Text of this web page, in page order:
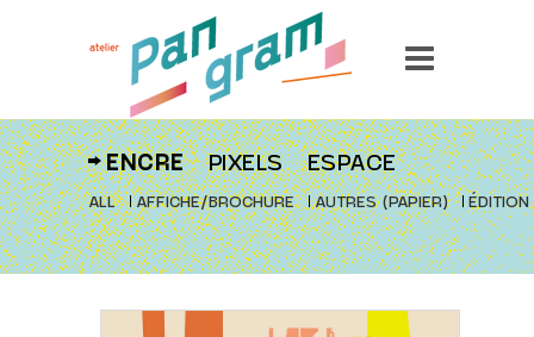
ENCRE PIXELS ESPACE
ALL AFFICHE/BROCHURE AUTRES (PAPIER) ÉDITION